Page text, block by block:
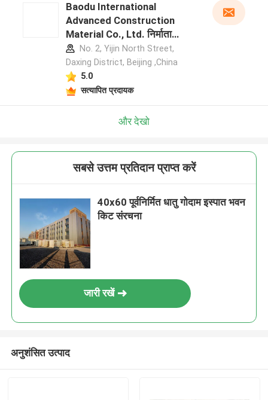
Baodu International
Advanced Construction
Material Co., Ltd. निर्माता
प्रोफ़ाइलNo. 2, Yijin North Street,
Daxing District, Beijing ,China
5.0
सत्यापित प्रदायक
और देखो
सबसे उत्तम प्रतिदान प्राप्त करें
40x60 पूर्वनिर्मित धातु गोदाम इस्पात भवन
किट संरचना
जारी रखें
अनुशंसित उत्पाद